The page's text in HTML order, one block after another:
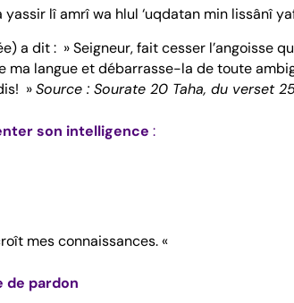
lî amrî wa hlul ‘uqdatan min lissânî
a dit : » Seigneur, fait cesser l’angoisse
ma langue et débarrasse-la de toute
»Source : Sourate 20 Taha, du verset
son intelligence :
mes connaissances. «
de pardon